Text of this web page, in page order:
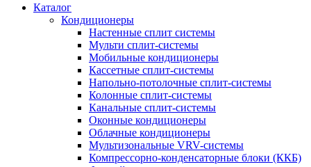
Каталог
Кондиционеры
Настенные сплит системы
Мульти сплит-системы
Мобильные кондиционеры
Кассетные сплит-системы
Напольно-потолочные сплит-системы
Колонные сплит-системы
Канальные сплит-системы
Оконные кондиционеры
Облачные кондиционеры
Мультизональные VRV-системы
Компрессорно-конденсаторные блоки (ККБ)